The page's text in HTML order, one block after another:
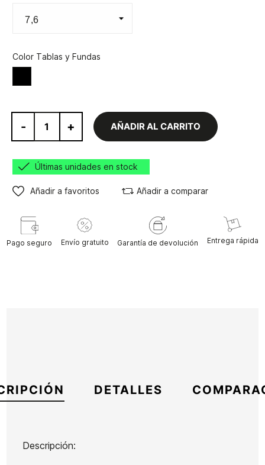
Color Tablas y Fundas
- + AÑADIR AL CARRITO
Últimas unidades en stock
Añadir a favoritos Añadir a comparar
Pago seguro Envío gratuito Garantía de devolución Entrega rápida
DETALLES
Descripción: